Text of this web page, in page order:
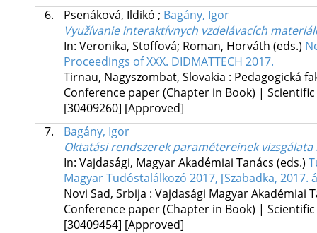
6.
Psenáková, Ildikó ; Bagány, Igor
Využívanie interaktívnych vzdelávacích
In: Veronika, Stoffová; Roman, Horváth (eds.)
Proceedings of XXX. DIDMATTECH 2017.
Tirnau, Nagyszombat, Slovakia : Pedagogická
Conference paper (Chapter in Book) | Scientific
[30409260] [Approved]
7.
Bagány, Igor
Oktatási rendszerek paramétereinek
In: Vajdasági, Magyar Akadémiai Tanács (eds.)
Magyar Tudóstalálkozó 2017, [Szabadka, 2017.
Novi Sad, Srbija : Vajdasági Magyar Akadémiai
Conference paper (Chapter in Book) | Scientific
[30409454] [Approved]